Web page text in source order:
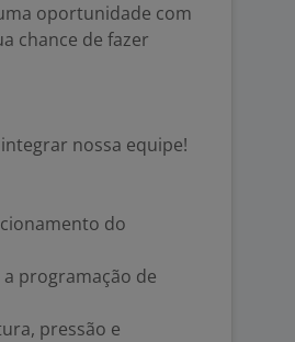
oportunidade com
chance de fazer
nossa equipe!
do
programação de
pressão e